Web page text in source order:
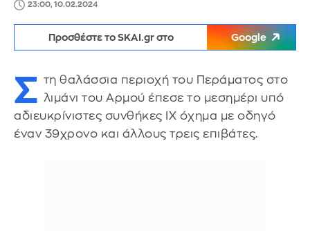
23:00, 10.02.2024
Προσθέστε το SKAI.gr στο Google
Σ τη θαλάσσια περιοχή του Περάματος στο
λιμάνι του Αρμού έπεσε το μεσημέρι υπό
αδιευκρίνιστες συνθήκες ΙΧ όχημα με οδηγό
έναν 39χρονο και άλλους τρεις επιβάτες.